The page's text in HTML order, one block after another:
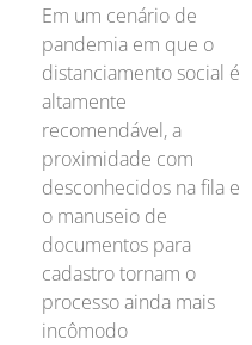
Em um cenário de
pandemia em que o
distanciamento social é
altamente
recomendável, a
proximidade com
desconhecidos na fila e
o manuseio de
documentos para
cadastro tornam o
processo ainda mais
incômodo